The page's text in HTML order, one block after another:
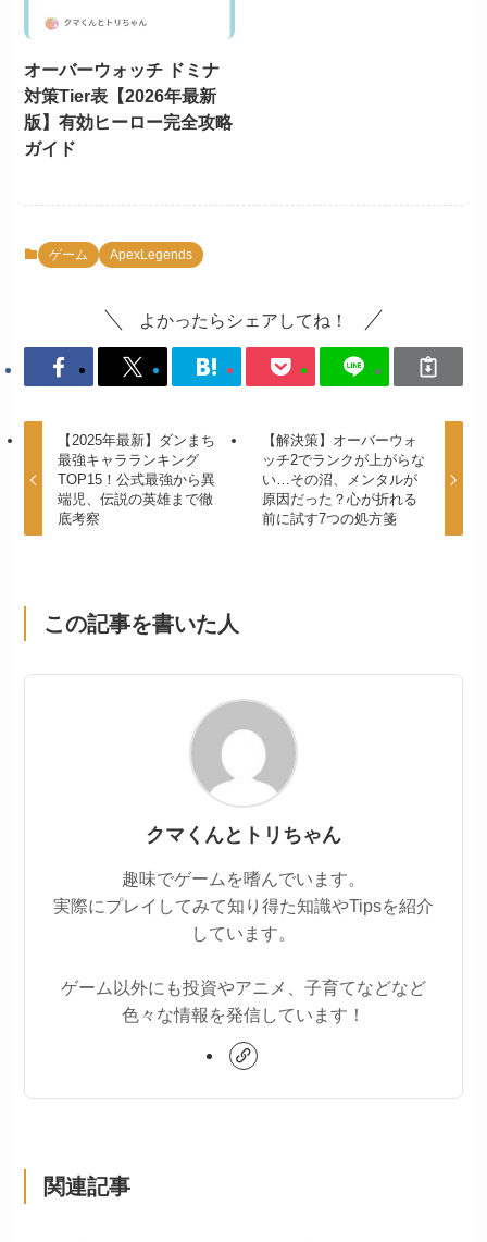
オーバーウォッチ ドミナ
対策Tier表【2026年最新
版】有効ヒーロー完全攻略
ガイド
ゲーム ApexLegends
よかったらシェアしてね！
【2025年最新】ダンまち
最強キャラランキング
TOP15！公式最強から異
端児、伝説の英雄まで徹
底考察
【解決策】オーバーウォ
ッチ2でランクが上がらな
い…その沼、メンタルが
原因だった？心が折れる
前に試す7つの処方箋
この記事を書いた人
クマくんとトリちゃん
趣味でゲームを嗜んでいます。
実際にプレイしてみて知り得た知識やTipsを紹介
しています。
ゲーム以外にも投資やアニメ、子育てなどなど
色々な情報を発信しています！
関連記事